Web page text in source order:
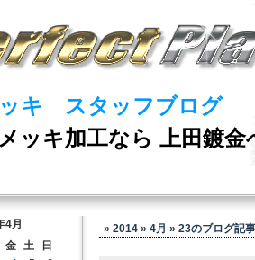
キ スタッフブログ
ッキ加工なら 上田鍍金
» 2014 » 4月 » 23のブログ記事
4月
金 土
日